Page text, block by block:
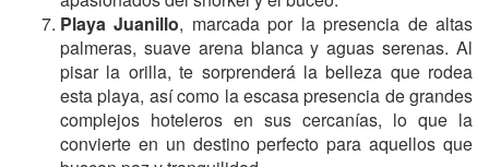
Playa Juanillo, marcada por la presencia de altas
palmeras, suave arena blanca y aguas serenas. Al
pisar la orilla, te sorprenderá la belleza que rodea
esta playa, así como la escasa presencia de grandes
complejos hoteleros en sus cercanías, lo que la
convierte en un destino perfecto para aquellos que